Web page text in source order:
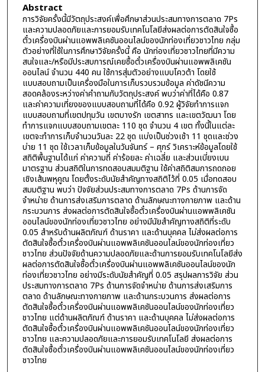
Abstract
การวิจัยครั้งนี้มีวัตถุประสงค์เพื่อศึกษาส่วนประสมทางการตลาด 7Ps
และความปลอดภัยและการยอมรับเทคโนโลยีส่งผลต่อการตัดสินใจซื้อ
ตั๋วเครื่องบินผ่านแอพพลิเคชันออนไลน์ของนักท่องเที่ยวชาวไทย กลุ่ม
ตัวอย่างที่ใช้ในการศึกษาวิจัยครั้งนี้ คือ นักท่องเที่ยวชาวไทยที่มีความ
สนใจและ/หรือมีประสบการณ์เคยซื้อตั๋วเครื่องบินผ่านแอพพลิเคชัน
ออนไลน์ จำนวน 440 คน ใช้การสุ่มตัวอย่างแบบโควต้า โดยใช้
แบบสอบถามเป็นเครื่องมือในการเก็บรวบรวมข้อมูล ค่าดัชนีความ
สอดคล้องระหว่างค่าคำถามกับวัตถุประสงค์ พบว่าค่าที่ได้คือ 0.87
และค่าความเที่ยงของแบบสอบถามที่ได้คือ 0.92 ผู้วิจัยทำการแจก
แบบสอบถามที่เขตปทุมวัน เขตบางรัก เขตสาทร และเขตวัฒนา โดย
ทำการแจกแบบสอบถามเขตละ 110 ชุด จำนวน 4 เขต ทั้งนี้ในแต่ละ
เขตจะทำการเก็บจำนวนวันละ 22 ชุด แบ่งเป็นช่วงเช้า 11 ชุดและช่วง
บ่าย 11 ชุด ใช้เวลาเก็บข้อมูลในวันจันทร์ – ศุกร์ วิเคราะห์ข้อมูลโดยใช้
สถิติพื้นฐานได้แก่ ค่าความถี่ ค่าร้อยละ ค่าเฉลี่ย และส่วนเบี่ยงเบน
มาตรฐาน ส่วนสถิติในการทดสอบสมมติฐาน ใช้ค่าสถิติสมการถดถอย
เชิงเส้นพหุคูณ โดยตั้งระดับนัยสำคัญทางสถิติไว้ที่ 0.05 เมื่อทดสอบ
สมมติฐาน พบว่า ปัจจัยส่วนประสมทางการตลาด 7Ps ด้านการจัด
จำหน่าย ด้านการส่งเสริมการตลาด ด้านลักษณะทางกายภาพ และด้าน
กระบวนการ ส่งผลต่อการตัดสินใจซื้อตั๋วเครื่องบินผ่านแอพพลิเคชัน
ออนไลน์ของนักท่องเที่ยวชาวไทย อย่างมีนัยสำคัญทางสถิติที่ระดับ
0.05 สำหรับด้านผลิตภัณฑ์ ด้านราคา และด้านบุคคล ไม่ส่งผลต่อการ
ตัดสินใจซื้อตั๋วเครื่องบินผ่านแอพพลิเคชันออนไลน์ของนักท่องเที่ยว
ชาวไทย ส่วนปัจจัยด้านความปลอดภัยและด้านการยอมรับเทคโนโลยีส่ง
ผลต่อการตัดสินใจซื้อตั๋วเครื่องบินผ่านแอพพลิเคชันออนไลน์ของนัก
ท่องเที่ยวชาวไทย อย่างมีระดับนัยสำคัญที่ 0.05 สรุปผลการวิจัย ส่วน
ประสมทางการตลาด 7Ps ด้านการจัดจำหน่าย ด้านการส่งเสริมการ
ตลาด ด้านลักษณะทางกายภาพ และด้านกระบวนการ ส่งผลต่อการ
ตัดสินใจซื้อตั๋วเครื่องบินผ่านแอพพลิเคชันออนไลน์ของนักท่องเที่ยว
ชาวไทย แต่ด้านผลิตภัณฑ์ ด้านราคา และด้านบุคคล ไม่ส่งผลต่อการ
ตัดสินใจซื้อตั๋วเครื่องบินผ่านแอพพลิเคชันออนไลน์ของนักท่องเที่ยว
ชาวไทย และความปลอดภัยและการยอมรับเทคโนโลยี ส่งผลต่อการ
ตัดสินใจซื้อตั๋วเครื่องบินผ่านแอพพลิเคชันออนไลน์ของนักท่องเที่ยว
ชาวไทย